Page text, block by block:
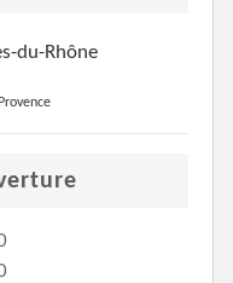
du-Rhône